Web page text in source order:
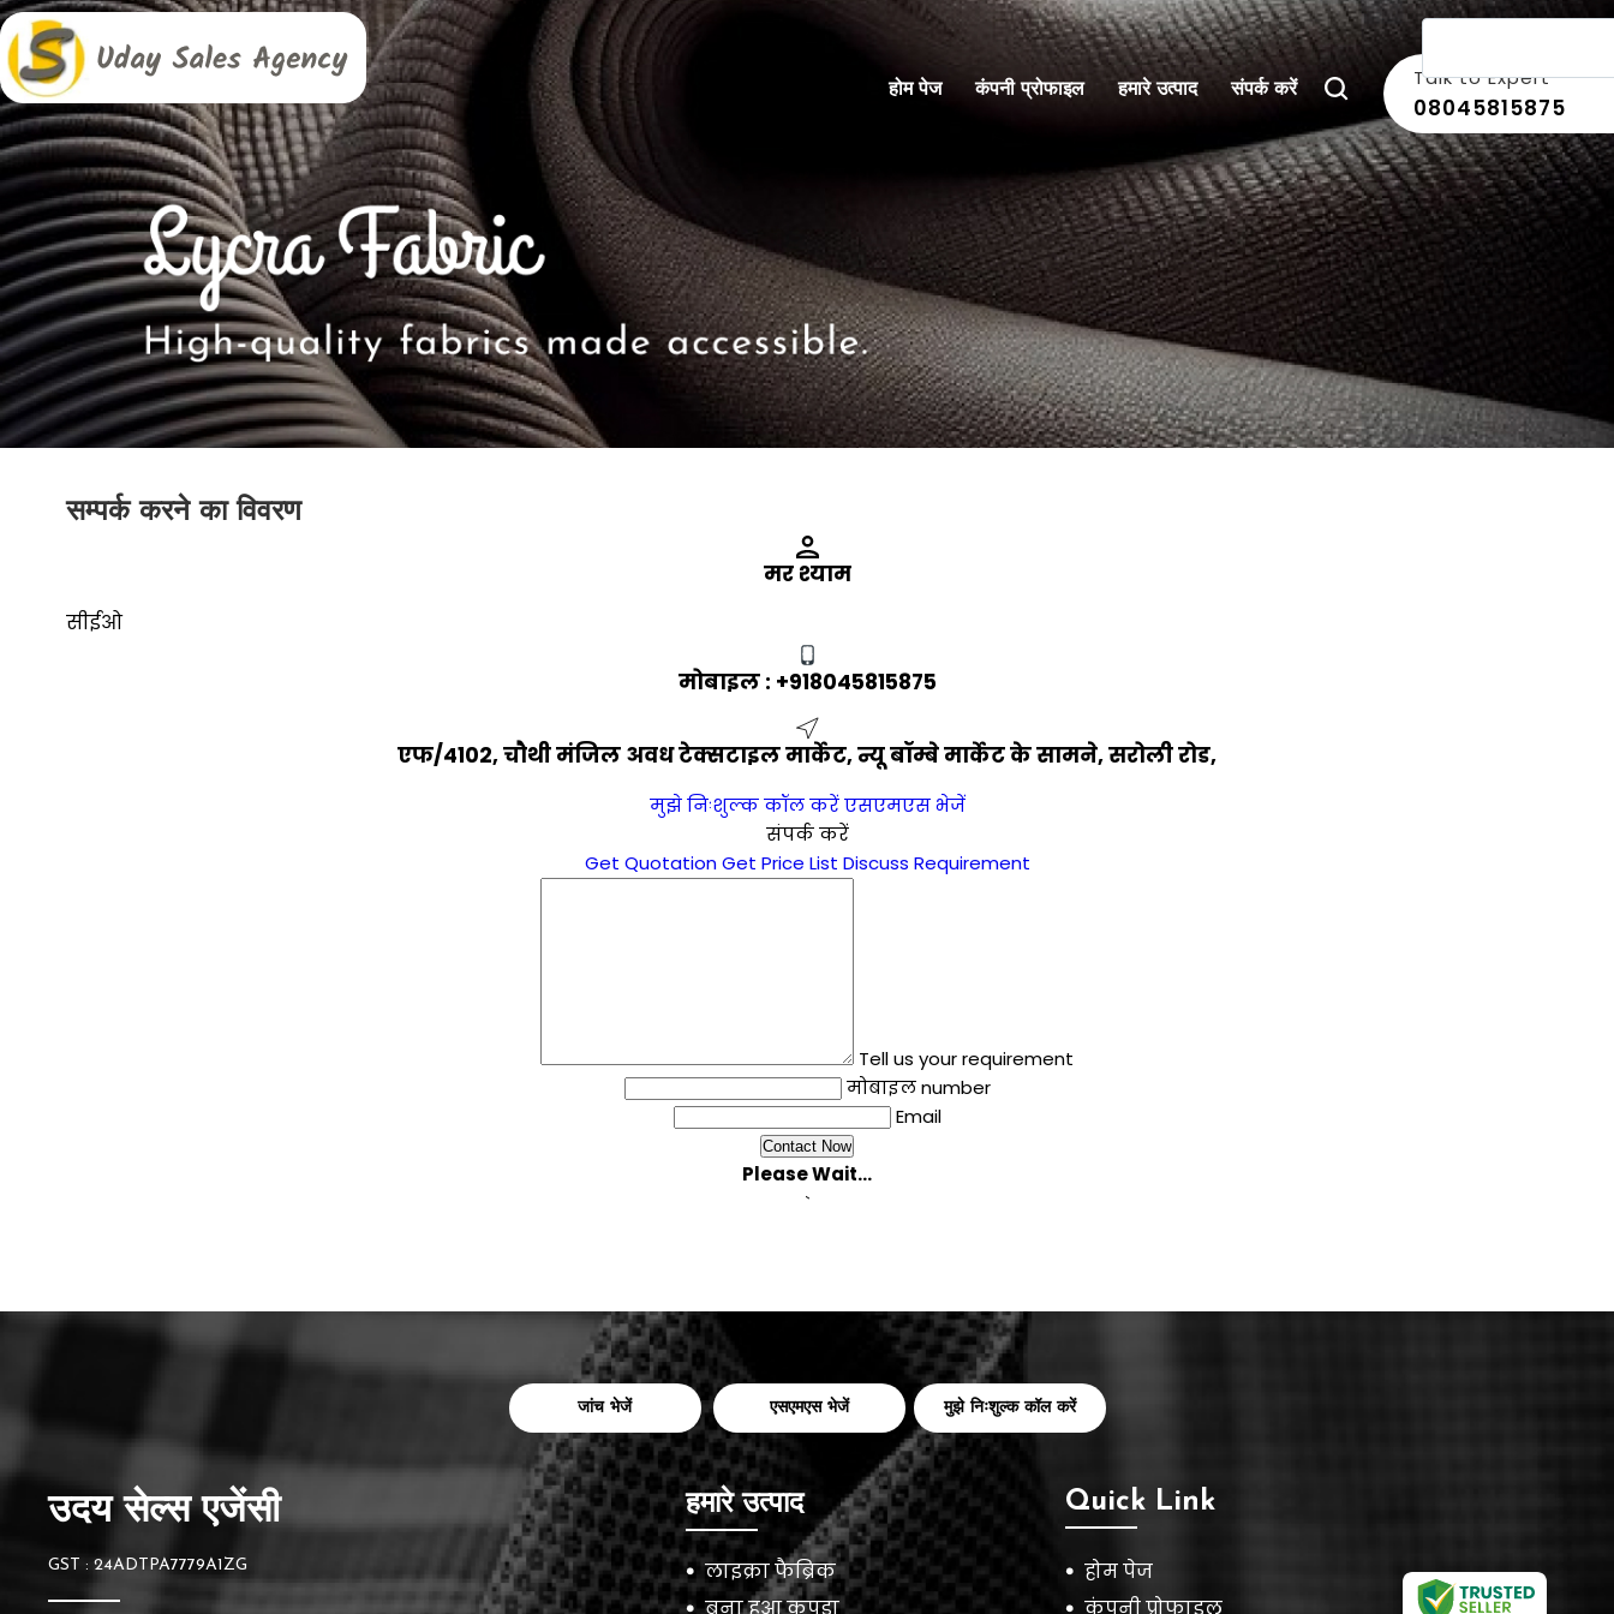
होम पेज कंपनी प्रोफाइल हमारे उत्पाद संपर्क करें Talk to Expert
08045815875
सम्पर्क करने का विवरण
मर श्याम
सीईओ
मोबाइल : +918045815875
एफ/4102, चौथी मंजिल अवध टेक्सटाइल मार्केट, न्यू बॉम्बे मार्केट के सामने, सरोली रोड,
मुझे निःशुल्क कॉल करें एसएमएस भेजें
संपर्क करें
Get Quotation Get Price List Discuss Requirement
Tell us your requirement
मोबाइल number
Email
Please Wait...
`
जांच भेजें एसएमएस भेजें मुझे निःशुल्क कॉल करें
उदय सेल्स एजेंसी
GST : 24ADTPA7779A1ZG
हमारे उत्पाद
लाइक्रा फैब्रिक
Quick Link
होम पेज